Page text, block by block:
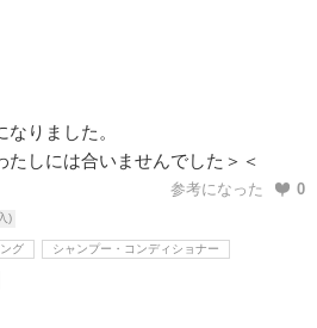
りました。
しには合いませんでした＞＜
参考になった 0
)
グ シャンプー・コンディショナー